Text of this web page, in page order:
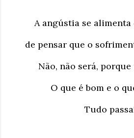
A angústia se
de pensar que o
Não, não será,
O que é bom e o
Tudo